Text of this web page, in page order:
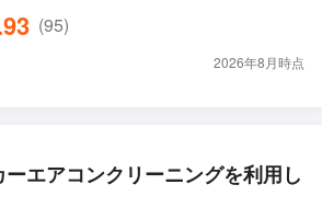
(95)
2026年8月時点
エアコンクリーニングを利用し